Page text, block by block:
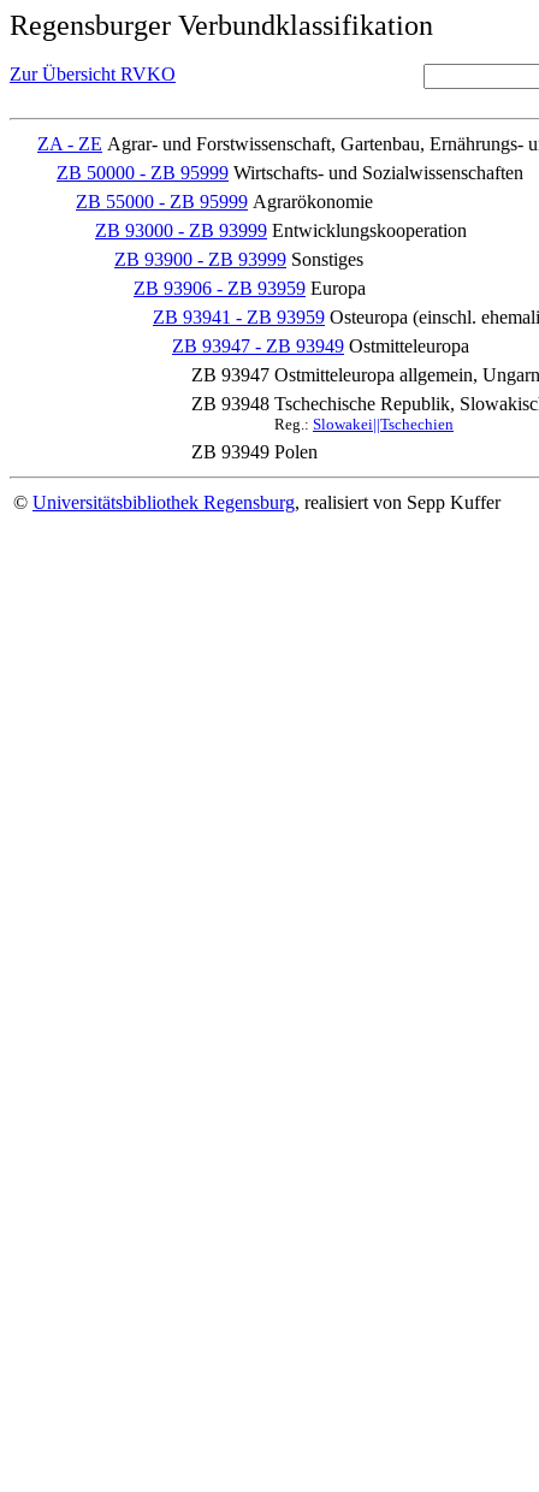
Regensburger Verbundklassifikation
Zur Übersicht RVKO
ZA - ZE Agrar- und Forstwissenschaft, Gartenbau, Ernährungs-
ZB 50000 - ZB 95999 Wirtschafts- und Sozialwissenschaften
ZB 55000 - ZB 95999 Agrarökonomie
ZB 93000 - ZB 93999 Entwicklungskooperation
ZB 93900 - ZB 93999 Sonstiges
ZB 93906 - ZB 93959 Europa
ZB 93941 - ZB 93959 Osteuropa (einschl.
ZB 93947 - ZB 93949 Ostmitteleuropa
ZB 93947 Ostmitteleuropa allgemein, Ungarn
ZB 93948 Tschechische Republik,
Reg.: Slowakei||Tschechien
ZB 93949 Polen
© Universitätsbibliothek Regensburg, realisiert von Sepp Kuffer